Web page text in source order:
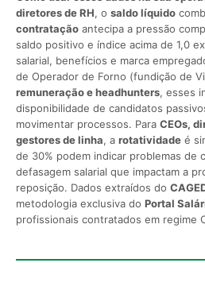
diretores de RH, o saldo líquido
contratação antecipa a pressão
saldo positivo e índice acima de 1,0
salarial, benefícios e marca
de Operador de Forno (fundição de
remuneração e headhunters, esses
disponibilidade de candidatos
movimentar processos. Para CEOs,
gestores de linha, a rotatividade é
de 30% podem indicar problemas de
defasagem salarial que impactam a
reposição. Dados extraídos do
metodologia exclusiva do Portal
profissionais contratados em regime